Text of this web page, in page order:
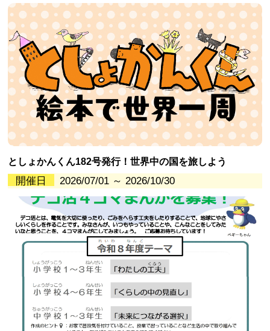
としょかんくん182号発行！世界中の国を旅しよう
開催日 2026/07/01 ～ 2026/10/30